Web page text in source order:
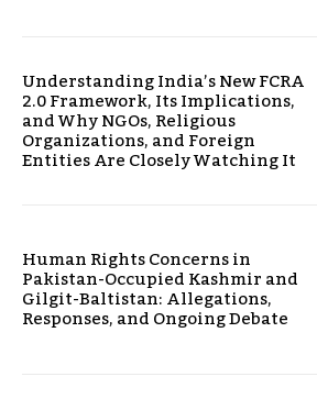
Understanding India’s New FCRA
2.0 Framework, Its Implications,
and Why NGOs, Religious
Organizations, and Foreign
Entities Are Closely Watching It
Human Rights Concerns in
Pakistan-Occupied Kashmir and
Gilgit-Baltistan: Allegations,
Responses, and Ongoing Debate